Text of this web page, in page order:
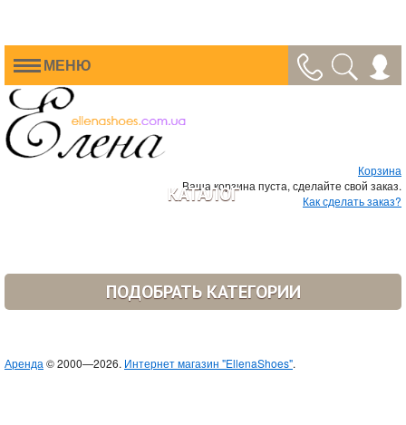
МЕНЮ
Корзина
Ваша корзина пуста, сделайте свой заказ.
Как сделать заказ?
КАТАЛОГ
ПОДОБРАТЬ КАТЕГОРИИ
Аренда © 2000—2026. Интернет магазин "EllenaShoes".